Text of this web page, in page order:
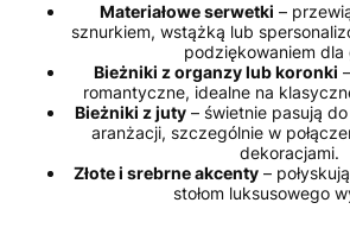
Materiałowe serwetki –
sznurkiem, wstążką lub
podziękowaniem dla
Bieżniki z organzy lub koronki
romantyczne, idealne na
Bieżniki z juty – świetnie pasują
aranżacji, szczególnie w
dekoracjami.
Złote i srebrne akcenty –
stołom luksusowego